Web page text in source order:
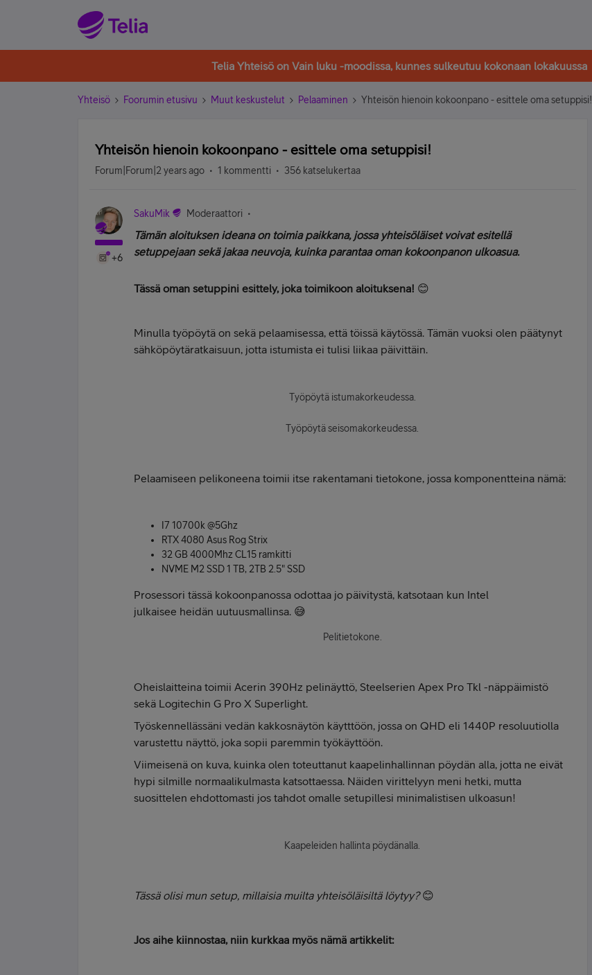
Telia Yhteisö on Vain luku -moodissa, kunnes sulkeutuu kokonaan lokakuussa
Yhteisö Foorumin etusivu Muut keskustelut Pelaaminen Yhteisön hienoin kokoonpano - esittele oma setuppisi!
Yhteisön hienoin kokoonpano - esittele oma setuppisi!
Forum|Forum|2 years ago 1 kommentti 356 katselukertaa
+6
SakuMik Moderaattori
Tämän aloituksen ideana on toimia paikkana, jossa yhteisöläiset voivat esitellä
setuppejaan sekä jakaa neuvoja, kuinka parantaa oman kokoonpanon ulkoasua.
Tässä oman setuppini esittely, joka toimikoon aloituksena! 😊
Minulla työpöytä on sekä pelaamisessa, että töissä käytössä. Tämän vuoksi olen päätynyt
sähköpöytäratkaisuun, jotta istumista ei tulisi liikaa päivittäin.
Työpöytä istumakorkeudessa.
Työpöytä seisomakorkeudessa.
Pelaamiseen pelikoneena toimii itse rakentamani tietokone, jossa komponentteina nämä:
I7 10700k @5Ghz
RTX 4080 Asus Rog Strix
32 GB 4000Mhz CL15 ramkitti
NVME M2 SSD 1 TB, 2TB 2.5" SSD
Prosessori tässä kokoonpanossa odottaa jo päivitystä, katsotaan kun Intel
julkaisee heidän uutuusmallinsa. 😅
Pelitietokone.
Oheislaitteina toimii Acerin 390Hz pelinäyttö, Steelserien Apex Pro Tkl -näppäimistö
sekä Logitechin G Pro X Superlight.
Työskennellässäni vedän kakkosnäytön käytttöön, jossa on QHD eli 1440P resoluutiolla
varustettu näyttö, joka sopii paremmin työkäyttöön.
Viimeisenä on kuva, kuinka olen toteuttanut kaapelinhallinnan pöydän alla, jotta ne eivät
hypi silmille normaalikulmasta katsottaessa. Näiden virittelyyn meni hetki, mutta
suosittelen ehdottomasti jos tahdot omalle setupillesi minimalistisen ulkoasun!
Kaapeleiden hallinta pöydänalla.
Tässä olisi mun setup, millaisia muilta yhteisöläisiltä löytyy?😊
Jos aihe kiinnostaa, niin kurkkaa myös nämä artikkelit: